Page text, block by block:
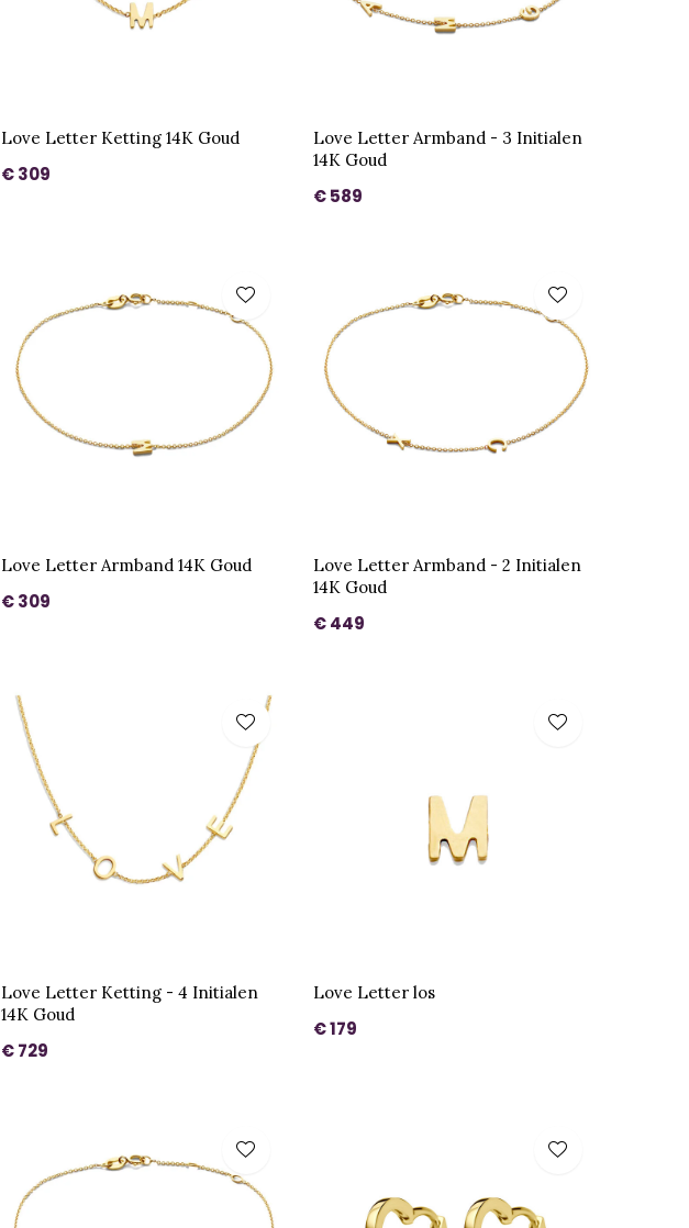
Love Letter Ketting 14K Goud
€ 309
Love Letter Armband - 3 Initialen
14K Goud
€ 589
Love Letter Armband 14K Goud
€ 309
Love Letter Armband - 2 Initialen
14K Goud
€ 449
Love Letter Ketting - 4 Initialen
14K Goud
€ 729
Love Letter los
€ 179